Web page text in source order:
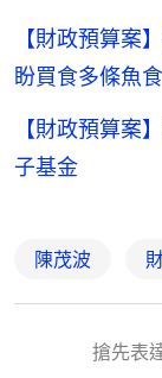
【財政預算案
盼買食多條魚食
【財政預算案
子基金
陳茂波
搶先表